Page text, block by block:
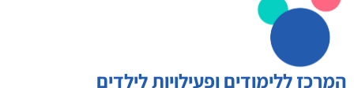
המרכז ללימודים ופעילויות לילדים